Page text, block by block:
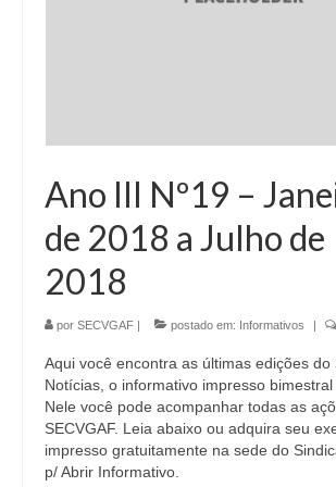
Assistência Odontológica
Cadastre sua Vaga
Banco de Empregos
Convênios
Lazer
Seguro de Vida
SERVIÇOS
Ano III Nº19 –
de 2018 a Julho de
2018
por SECVGAF | postado em: Informativos |
Aqui você encontra as últimas edições do
Notícias, o informativo impresso bimestral
Nele você pode acompanhar todas as
SECVGAF. Leia abaixo ou adquira seu
impresso gratuitamente na sede do
p/ Abrir Informativo.